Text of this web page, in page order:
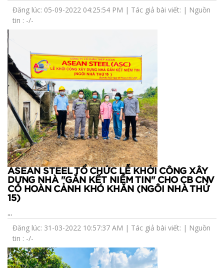
Đăng lúc: 05-09-2022 04:25:54 PM | Tác giả bài viết: | Nguồn
tin : -/-
ASEAN STEEL TỔ CHỨC LỄ KHỞI CÔNG XÂY
DỰNG NHÀ "GẮN KẾT NIỀM TIN" CHO CB CNV
CÓ HOÀN CẢNH KHÓ KHĂN (NGÔI NHÀ THỨ
15)
...
Đăng lúc: 31-03-2022 10:57:37 AM | Tác giả bài viết: | Nguồn
tin : -/-